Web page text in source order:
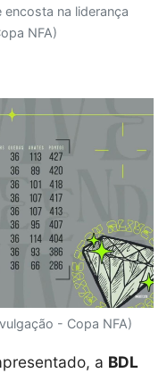
encosta na liderança
NFA)
- Copa NFA)
a BDL